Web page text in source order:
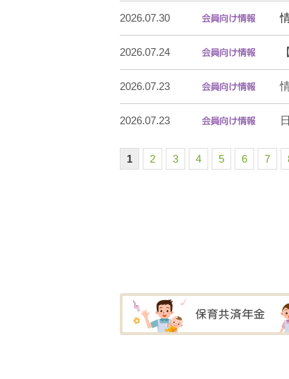
2026.07.30
2026.07.24
2026.07.23
2026.07.23
1 2 3 4 5 6 7